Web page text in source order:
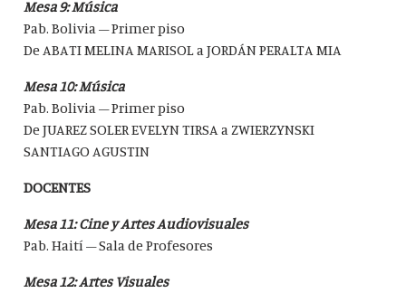
Mesa 9: Música
Pab. Bolivia – Primer piso
De ABATI MELINA MARISOL a JORDÁN PERALTA MIA
Mesa 10: Música
Pab. Bolivia – Primer piso
De JUAREZ SOLER EVELYN TIRSA a ZWIERZYNSKI
SANTIAGO AGUSTIN
DOCENTES
Mesa 11: Cine y Artes Audiovisuales
Pab. Haití – Sala de Profesores
Mesa 12: Artes Visuales